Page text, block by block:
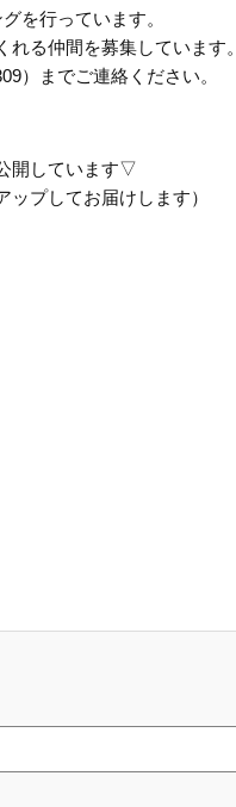
を行っています。
る仲間を募集しています。
）までご連絡ください。
開しています▽
ップしてお届けします）